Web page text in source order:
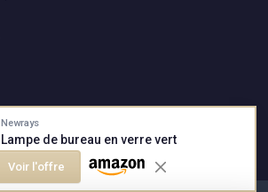
Newrays
Lampe de bureau en verre vert
Voir l'offre